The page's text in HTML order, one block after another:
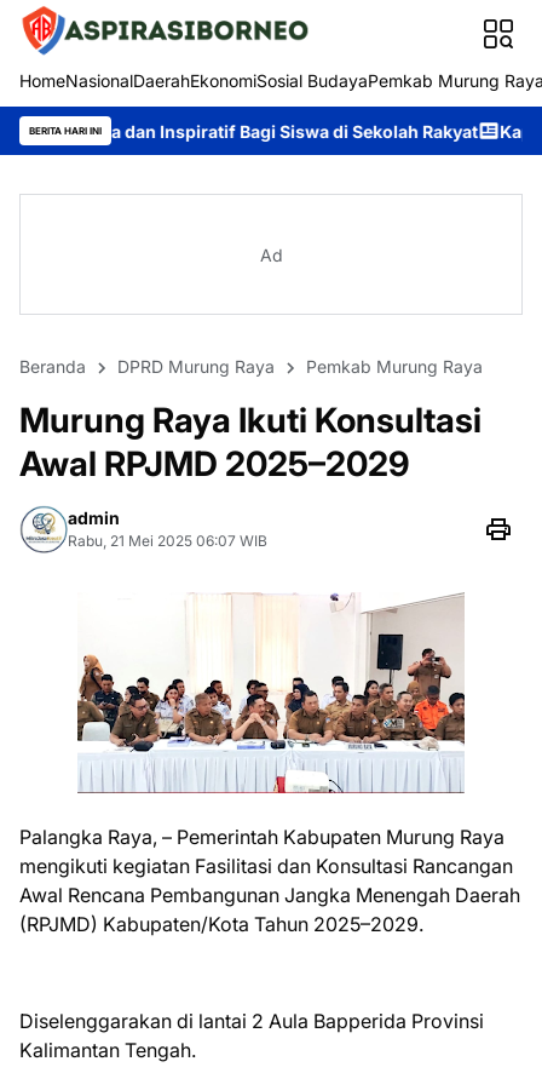
HomeNasionalDaerahEkonomiSosial BudayaPemkab Murung
BERITA HARI INI
Inspiratif Bagi Siswa di Sekolah Rakyat Kapolda Kalteng
Ad
Beranda DPRD Murung Raya Pemkab Murung Raya
Murung Raya Ikuti Konsultasi
Awal RPJMD 2025–2029
admin
Rabu, 21 Mei 2025 06:07 WIB
Palangka Raya, – Pemerintah Kabupaten Murung Raya
mengikuti kegiatan Fasilitasi dan Konsultasi Rancangan
Awal Rencana Pembangunan Jangka Menengah Daerah
(RPJMD) Kabupaten/Kota Tahun 2025–2029.
Diselenggarakan di lantai 2 Aula Bapperida Provinsi
Kalimantan Tengah.